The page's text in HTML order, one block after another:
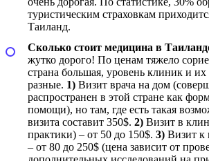
туристическим страховкам
Таиланд.
Сколько стоит медицина в
жутко дорого! По ценам тяжело
страна большая, уровень клиник и
разные. 1) Визит врача на дом
распространен в этой стране как
помощи), но там, где есть такая
визита составит 350$. 2) Визит в
практики) – от 50 до 150$. 3) Визит к
– от 80 до 250$ (цена зависит от